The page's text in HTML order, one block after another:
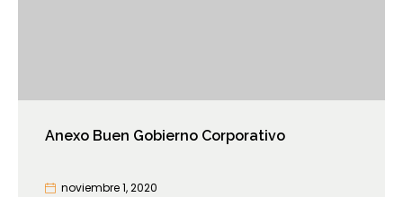
Anexo Buen Gobierno Corporativo
noviembre 1, 2020